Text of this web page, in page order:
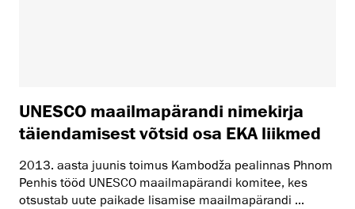
UNESCO maailmapärandi nimekirja
täiendamisest võtsid osa EKA liikmed
2013. aasta juunis toimus Kambodža pealinnas Phnom
Penhis tööd UNESCO maailmapärandi komitee, kes
otsustab uute paikade lisamise maailmapärandi ...